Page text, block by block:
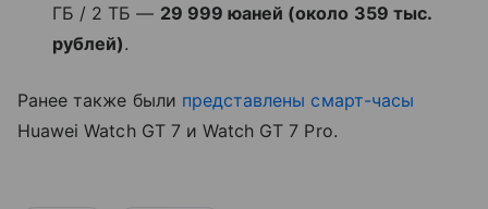
ГБ / 2 ТБ — 29 999 юаней (около 359 тыс.
рублей).
Ранее также были представлены смарт-часы
Huawei Watch GT 7 и Watch GT 7 Pro.